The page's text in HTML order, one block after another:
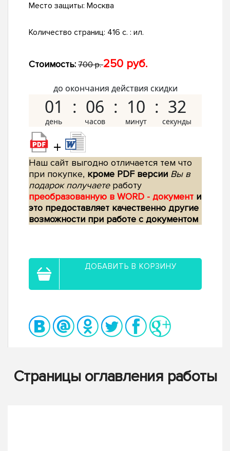
Место защиты: Москва
Количество страниц: 416 с. : ил.
Стоимость: 700 р.250 руб.
до окончания действия скидки
01 06 10 31
+
Наш сайт выгодно отличается тем что
при покупке, кроме PDF версии Вы в
подарок получаетеработу
преобразованную в WORD - документ и
это предоставляет качественно другие
возможности при работе с документом
ДОБАВИТЬ В КОРЗИНУ
Страницы оглавления работы